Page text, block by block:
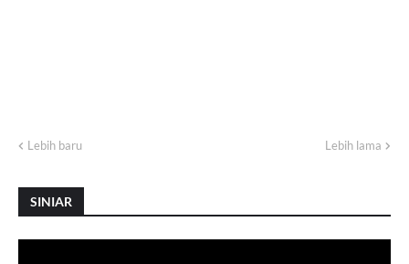
Lebih baru Lebih lama
SINIAR